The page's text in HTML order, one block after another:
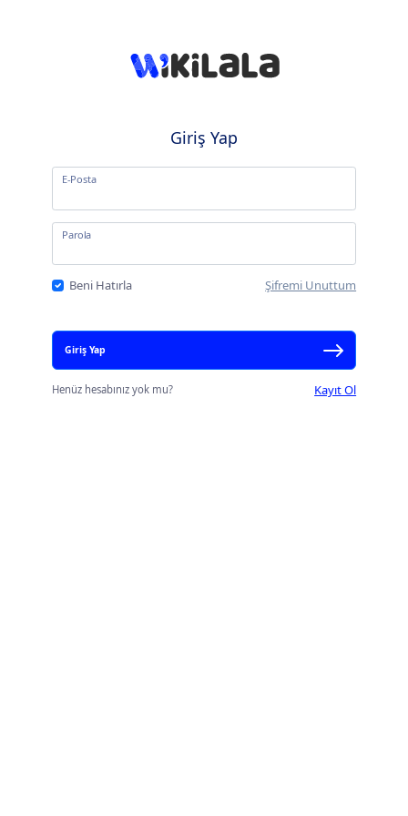
Giriş Yap
E-Posta
Parola
Beni Hatırla Şifremi Unuttum
Giriş Yap
Henüz hesabınız yok mu? Kayıt Ol